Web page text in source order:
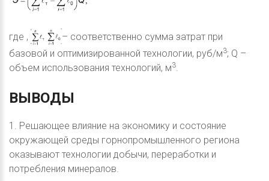
где ,
– соответственно сумма затрат при
базовой и оптимизированной технологии, руб/м3; Q –
объем использования технологий, м3.
ВЫВОДЫ
1. Решающее влияние на экономику и состояние
окружающей среды горнопромышленного региона
оказывают технологии добычи, переработки и
потребления минералов.